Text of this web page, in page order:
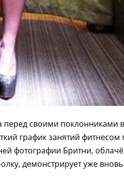
перед своими поклонниками
график занятий фитнесом
фотографии Бритни,
демонстрирует уже